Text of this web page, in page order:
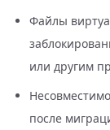
Файлы
или другим
после